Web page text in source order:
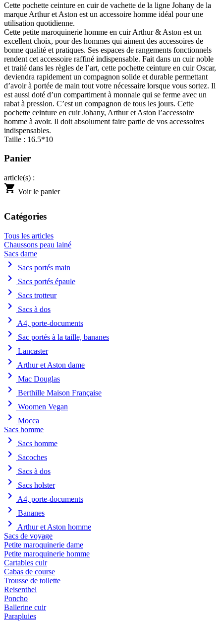
Cette pochette ceinture en cuir de vachette de la ligne Johany de la
marque Arthur et Aston est un accessoire homme idéal pour une
utilisation quotidienne.
Cette petite maroquinerie homme en cuir Arthur & Aston est un
excellent choix, pour des hommes qui aiment des accessoires de
bonne qualité et pratiques. Ses espaces de rangements fonctionnels
rendent cet accessoire raffiné indispensable. Fait dans un cuir noble
et traité dans les règles de l’art, cette pochette ceinture en cuir Oscar,
deviendra rapidement un compagnon solide et durable permettant
d’avoir à portée de main tout votre nécessaire lorsque vous sortez. Il
est aussi doté d’un compartiment à monnaie qui se ferme avec un
rabat à pression. C’est un compagnon de tous les jours. Cette
pochette ceinture en cuir Johany, Arthur et Aston l’accessoire
homme à avoir. Il doit absolument faire partie de vos accessoires
indispensables.
Taille : 16.5*10
Panier
article(s) :
shopping_cart Voir le panier
Catégories
Tous les articles
Chaussons peau lainé
Sacs dame
chevron_right Sacs portés main
chevron_right Sacs portés épaule
chevron_right Sacs trotteur
chevron_right Sacs à dos
chevron_right A4, porte-documents
chevron_right Sac portés à la taille, bananes
chevron_right Lancaster
chevron_right Arthur et Aston dame
chevron_right Mac Douglas
chevron_right Berthille Maison Française
chevron_right Woomen Vegan
chevron_right
Mocca
Sacs homme
chevron_right Sacs homme
chevron_right Sacoches
chevron_right Sacs à dos
chevron_right Sacs holster
chevron_right A4, porte-documents
chevron_right Bananes
chevron_right
Arthur et Aston homme
Sacs de voyage
Petite maroquinerie dame
Petite maroquinerie homme
Cartables cuir
Cabas de course
Trousse de toilette
Reisenthel
Poncho
Ballerine cuir
Parapluies